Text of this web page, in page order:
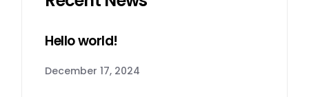
Hello world!
December 17, 2024